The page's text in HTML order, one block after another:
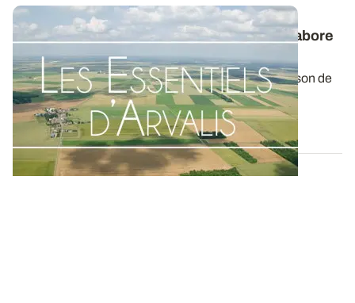
Les Essentiels d’ARVALIS
- Comment s’élabore
le rendement des céréales à paille ?
Le rendement des céréales à paille est la combinaison de
plusieurs composantes : densité...
09 JUIN 2022